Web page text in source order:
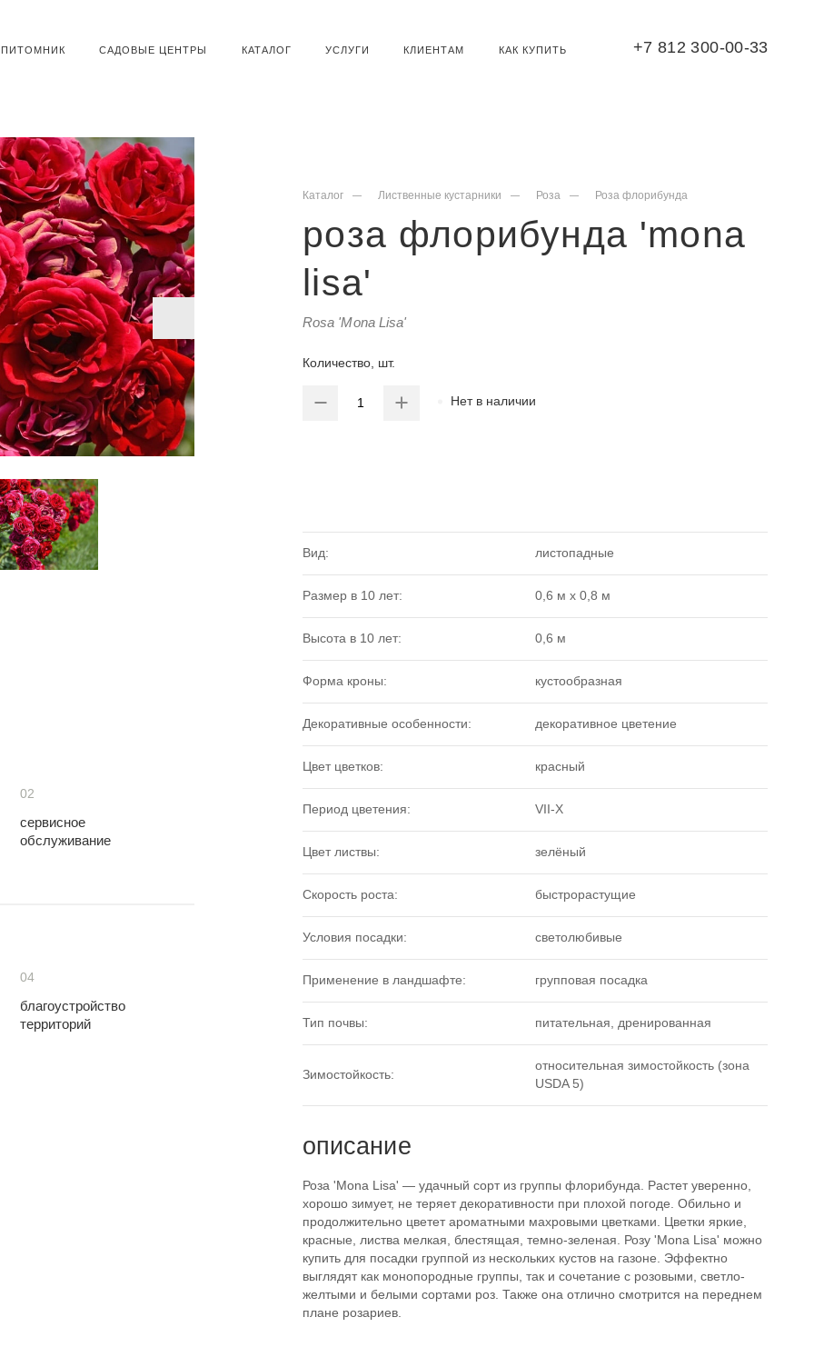
ПИТОМНИК САДОВЫЕ ЦЕНТРЫ КАТАЛОГ УСЛУГИ КЛИЕНТАМ КАК КУПИТЬ +7 812 300-00-33
02
сервисное
обслуживание
04
благоустройство
территорий
Каталог Лиственные кустарники Роза Роза флорибунда
роза флорибунда 'mona
lisa'
Rosa 'Mona Lisa'
Количество, шт.
Нет в наличии
Вид: листопадные
Размер в 10 лет: 0,6 м х 0,8 м
Высота в 10 лет: 0,6 м
Форма кроны: кустообразная
Декоративные особенности: декоративное цветение
Цвет цветков: красный
Период цветения: VII-X
Цвет листвы: зелёный
Скорость роста: быстрорастущие
Условия посадки: светолюбивые
Применение в ландшафте: групповая посадка
Тип почвы: питательная, дренированная
Зимостойкость:
относительная зимостойкость (зона
USDA 5)
описание
Роза 'Mona Lisa' — удачный сорт из группы флорибунда. Растет уверенно,
хорошо зимует, не теряет декоративности при плохой погоде. Обильно и
продолжительно цветет ароматными махровыми цветками. Цветки яркие,
красные, листва мелкая, блестящая, темно-зеленая. Розу 'Mona Lisa' можно
купить для посадки группой из нескольких кустов на газоне. Эффектно
выглядят как монопородные группы, так и сочетание с розовыми, светло-
желтыми и белыми сортами роз. Также она отлично смотрится на переднем
плане розариев.